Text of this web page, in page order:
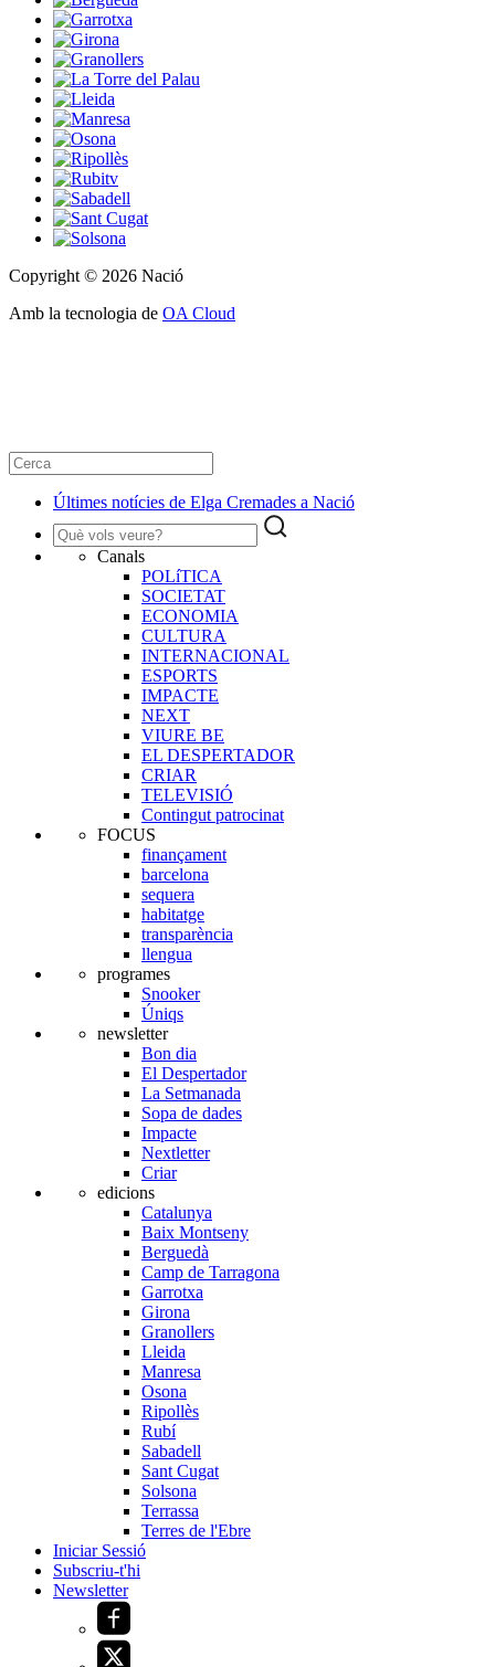
Copyright © 2026 Nació
Amb la tecnologia de OA Cloud
Últimes notícies de Elga Cremades a Nació
Canals
POLíTICA
SOCIETAT
ECONOMIA
CULTURA
INTERNACIONAL
ESPORTS
IMPACTE
NEXT
VIURE BE
EL DESPERTADOR
CRIAR
TELEVISIÓ
Contingut patrocinat
FOCUS
finançament
barcelona
sequera
habitatge
transparència
llengua
programes
Snooker
Úniqs
newsletter
Bon dia
El Despertador
La Setmanada
Sopa de dades
Impacte
Nextletter
Criar
edicions
Catalunya
Baix Montseny
Berguedà
Camp de Tarragona
Garrotxa
Girona
Granollers
Lleida
Manresa
Osona
Ripollès
Rubí
Sabadell
Sant Cugat
Solsona
Terrassa
Terres de l'Ebre
Iniciar Sessió
Subscriu-t'hi
Newsletter